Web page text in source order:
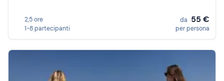
2,5 ore
1-8 partecipanti
da 55 €
per persona